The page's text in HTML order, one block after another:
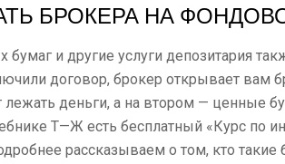
БРОКЕРА НА
и другие услуги депозитария
договор, брокер открывает вам
деньги, а на втором — ценные
Т⁠—⁠Ж есть бесплатный «Курс по
рассказываем о том, кто такие